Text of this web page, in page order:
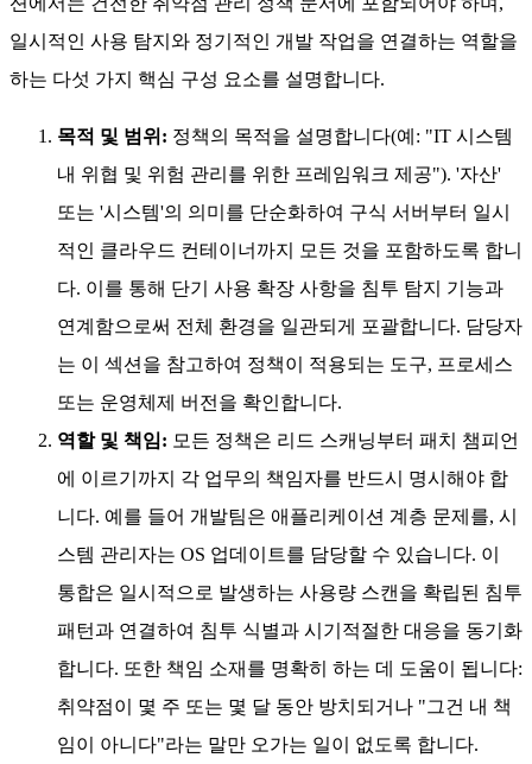
통합된 접근 방식은 일상적인 사용 스캔을 스탠드업 미
팅이나 CI/CD 활동과 결합하여 침투 탐지를 직원 책임과
연계합니다. 이를 통해 조직은 리더십, 중간 관리층, 현장
취약점 관리 정책의 핵심 구성 요소
효과적인 정책에는 일반적으로 스캐닝 규칙, 취약점 등급 평
가, 패치 적용 일정, 규정 준수 연계, 견제와 균형이 포함됩니
다. 이 중 하나라도 누락되면 침투 시도가 쉽게 감지되지 않거
나 직원이 설정된 기준을 준수하지 않을 수 있습니다. 다음 섹
션에서는 건전한 취약점 관리 정책 문서에 포함되어야 하며,
일시적인 사용 탐지와 정기적인 개발 작업을 연결하는 역할을
하는 다섯 가지 핵심 구성 요소를 설명합니다.
목적 및 범위:정책의 목적을 설명합니다(예: "IT 시스템
내 위협 및 위험 관리를 위한 프레임워크 제공"). '자산'
또는 '시스템'의 의미를 단순화하여 구식 서버부터 일시
적인 클라우드 컨테이너까지 모든 것을 포함하도록 합니
다. 이를 통해 단기 사용 확장 사항을 침투 탐지 기능과